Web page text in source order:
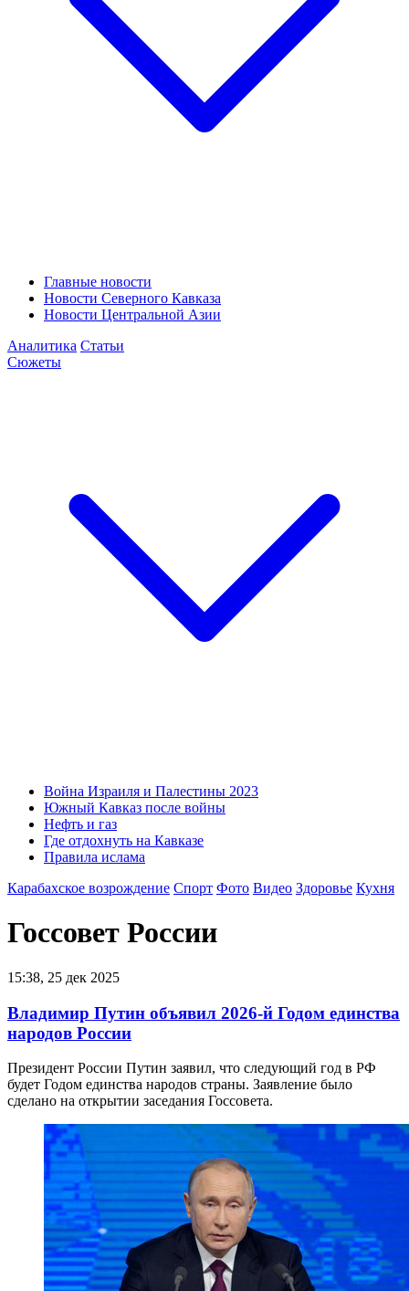
Главные новости
Новости Северного Кавказа
Новости Центральной Азии
Аналитика Статьи
Сюжеты
Война Израиля и Палестины 2023
Южный Кавказ после войны
Нефть и газ
Где отдохнуть на Кавказе
Правила ислама
Карабахское возрождение Спорт Фото Видео Здоровье Кухня
Госсовет России
15:38, 25 дек 2025
Владимир Путин объявил 2026-й Годом единства
народов России
Президент России Путин заявил, что следующий год в РФ
будет Годом единства народов страны. Заявление было
сделано на открытии заседания Госсовета.